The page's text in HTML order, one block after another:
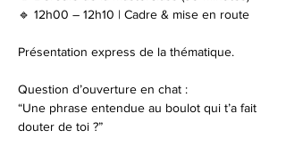
🔹 12h00 – 12h10 | Cadre & mise en route
Présentation express de la thématique.
Question d’ouverture en chat :
“Une phrase entendue au boulot qui t’a fait
douter de toi ?”